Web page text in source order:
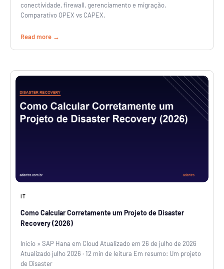
conectividade, firewall, gerenciamento e migração.
Comparativo OPEX vs CAPEX.
Read more
IT
Como Calcular Corretamente um Projeto de Disaster
Recovery (2026)
Início » SAP Hana em Cloud Atualizado em 26 de julho de 2026
Atualizado julho 2026 · 12 min de leitura Em resumo: Um projeto
de Disaster